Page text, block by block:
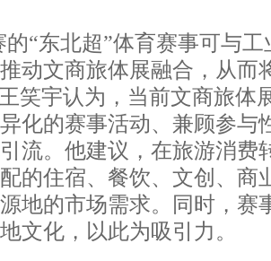
的“东北超”体育赛事可与
动文商旅体展融合，从而
笑宇认为，当前文商旅体
化的赛事活动、兼顾参与
流。他建议，在旅游消费
的住宿、餐饮、文创、商
地的市场需求。同时，赛
文化，以此为吸引力。